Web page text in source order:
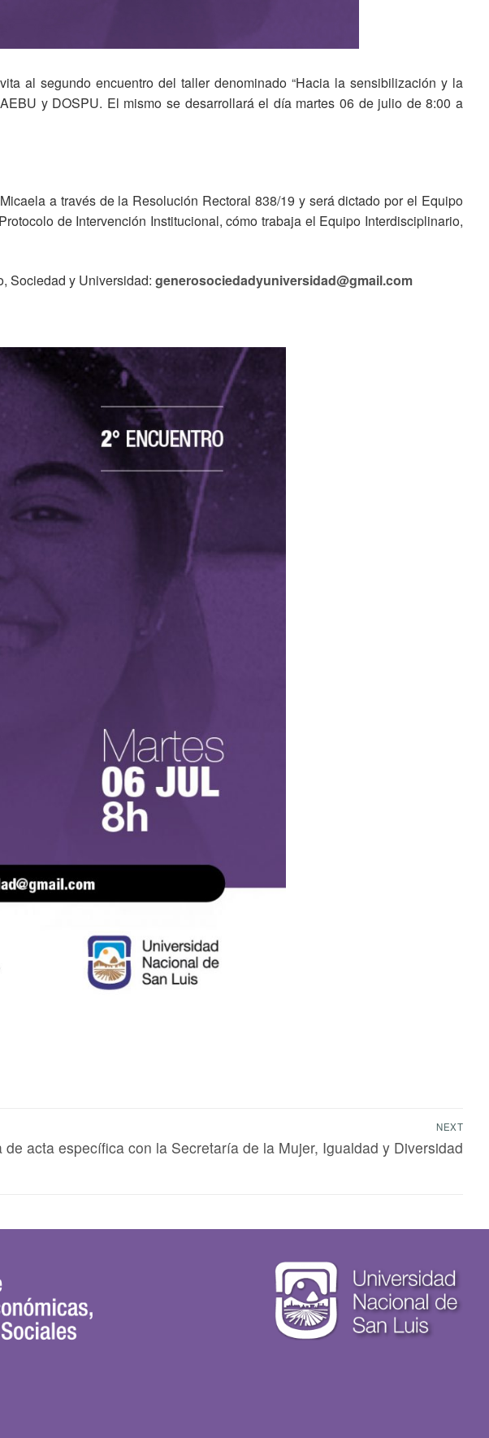
al segundo encuentro del taller denominado “Hacia la sensibilización y la
y DOSPU. El mismo se desarrollará el día martes 06 de julio de 8:00 a
a través de la Resolución Rectoral 838/19 y será dictado por el Equipo
de Intervención Institucional, cómo trabaja el Equipo Interdisciplinario,
Sociedad y Universidad: generosociedadyuniversidad@gmail.com
NEXT
de acta específica con la Secretaría de la Mujer, Igualdad y Diversidad